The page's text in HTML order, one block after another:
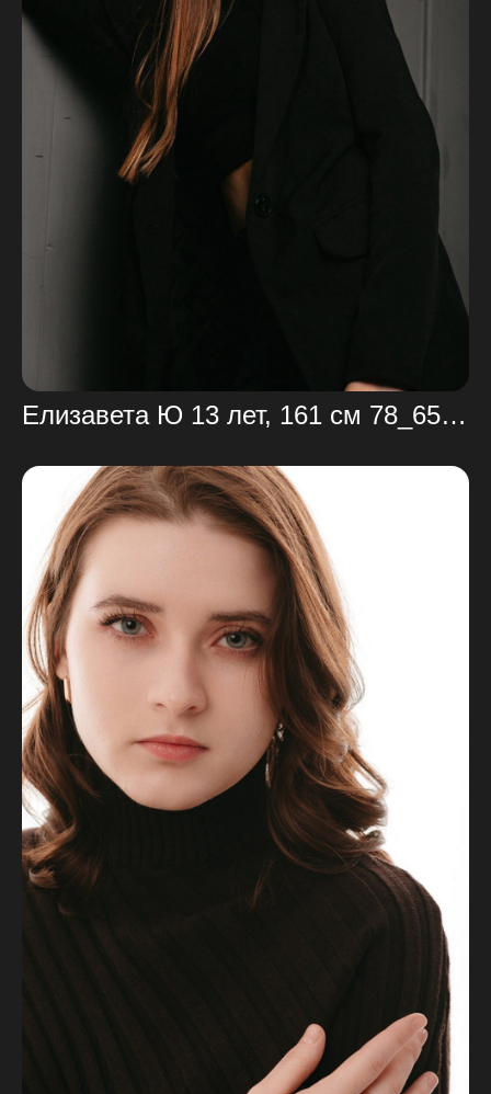
Елизавета Ю 13 лет, 161 см 78_65_86